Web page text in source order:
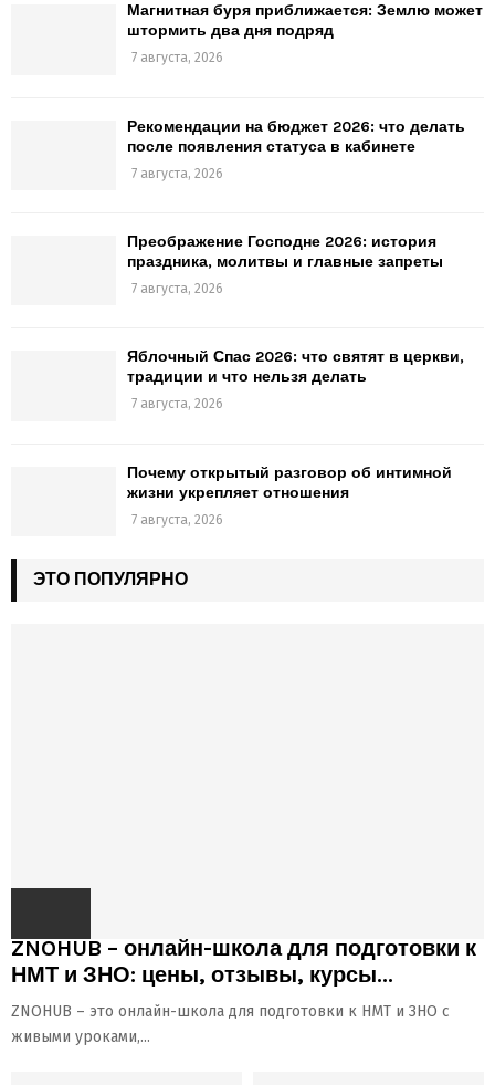
Магнитная буря приближается: Землю может
штормить два дня подряд
7 августа, 2026
Рекомендации на бюджет 2026: что делать
после появления статуса в кабинете
7 августа, 2026
Преображение Господне 2026: история
праздника, молитвы и главные запреты
7 августа, 2026
Яблочный Спас 2026: что святят в церкви,
традиции и что нельзя делать
7 августа, 2026
Почему открытый разговор об интимной
жизни укрепляет отношения
7 августа, 2026
ЭТО ПОПУЛЯРНО
ZNOHUB – онлайн-школа для подготовки к
НМТ и ЗНО: цены, отзывы, курсы...
ZNOHUB – это онлайн-школа для подготовки к НМТ и ЗНО с
живыми уроками,...